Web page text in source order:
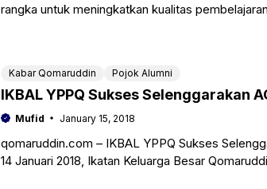
rangka untuk meningkatkan kualitas
Kabar Qomaruddin Pojok Alumni
IKBAL YPPQ Sukses Selenggarakan
Mufid January 15, 2018
qomaruddin.com – IKBAL YPPQ Sukses
14 Januari 2018, Ikatan Keluarga Besar